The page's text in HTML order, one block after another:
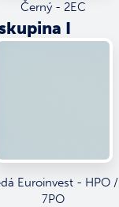
Černý - 2EC
I
Euroinvest - HPO /
7PO